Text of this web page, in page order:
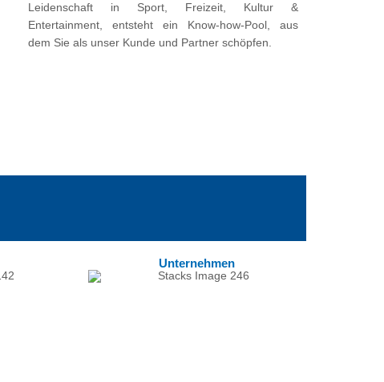
Leidenschaft in Sport, Freizeit, Kultur &
Entertainment, entsteht ein Know-how-Pool, aus
dem Sie als unser Kunde und Partner schöpfen.
Unternehmen